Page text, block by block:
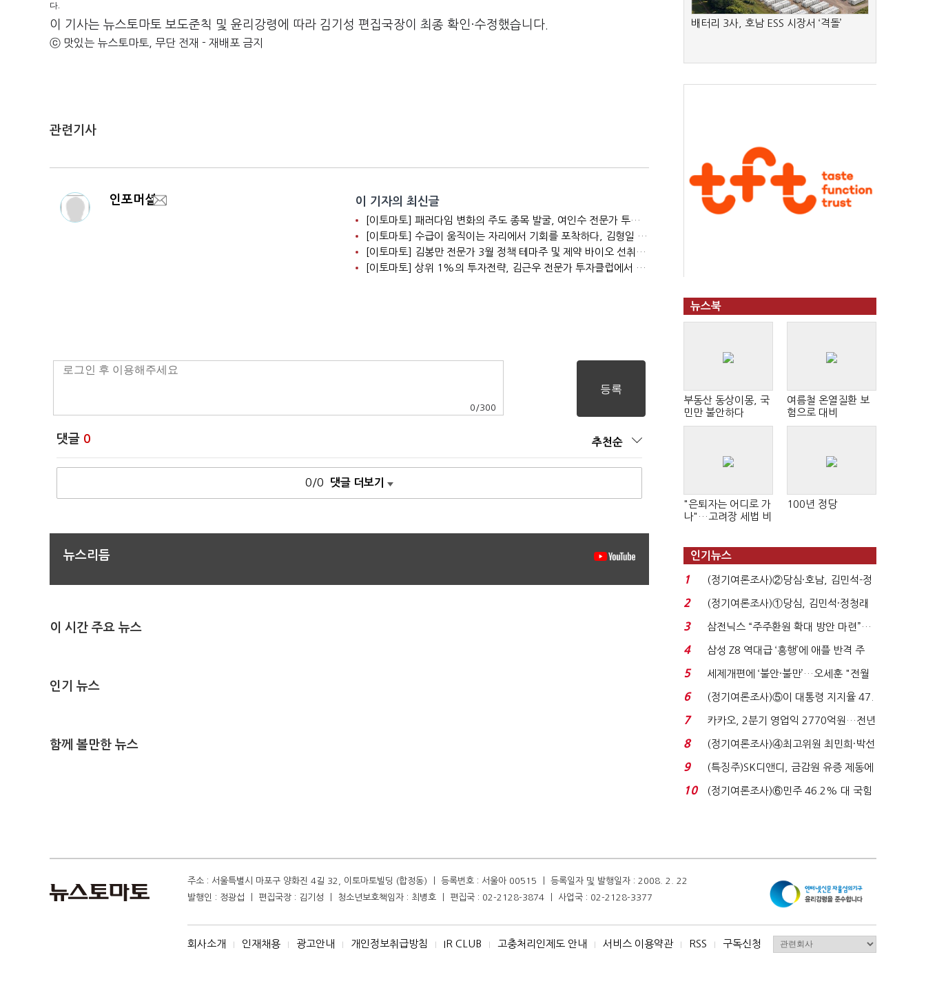
다.
이 기사는 뉴스토마토 보도준칙 및 윤리강령에 따라 김기성 편집국장이 최종 확인·수정했습니다.
ⓒ 맛있는 뉴스토마토, 무단 전재 - 재배포 금지
관련기사
인포머셜 이 기자의 최신글
[이토마토] 패러다임 변화의 주도 종목 발굴, 여인수 전문가 투자클럽
[이토마토] 수급이 움직이는 자리에서 기회를 포착하다, 김형일 전문가 투자클럽
[이토마토] 김봉만 전문가 3월 정책 테마주 및 제약 바이오 선취매 전략 아카데미 3/5(목) 2부 진행
[이토마토] 상위 1%의 투자전략, 김근우 전문가 투자클럽에서 확인하세요
0 /300
댓글 0 추천순
0/0 댓글 더보기
뉴스리듬
이 시간 주요 뉴스
인기 뉴스
함께 볼만한 뉴스
배터리 3사, 호남 ESS 시장서 ‘격돌’
뉴스북
부동산 동상이몽, 국
민만 불안하다
여름철 온열질환 보
험으로 대비
"은퇴자는 어디로 가
나"…고려장 세법 비
100년 정당
인기뉴스
1
(정기여론조사)②당심·호남, 김민석-정
청래 '초접전'...
2
(정기여론조사)①당심, 김민석·정청래
'초접전'…대통령 ...
3
삼전닉스 “주주환원 확대 방안 마련”…
로이터에 성명...
4
삼성 Z8 역대급 ‘흥행’에 애플 반격 주
목…9월 ‘폴...
5
세제개편에 ‘불안·불만’…오세훈 "전월
세 구하기 더 ...
6
(정기여론조사)⑤이 대통령 지지율 47.
7%…일주일 만에 ...
7
카카오, 2분기 영업익 2770억원…전년
비 36% 증가...
8
(정기여론조사)④최고위원 최민희·박선
원 '양강'…서미...
9
(특징주)SK디앤디, 금감원 유증 제동에
장 초반 상한가...
10
(정기여론조사)⑥민주 46.2% 대 국힘
주소 : 서울특별시 마포구 양화진 4길 32, 이토마토빌딩 (합정동) ㅣ 등록번호 : 서울아 00515 ㅣ 등록일자 및 발행일자 : 2008. 2. 22
발행인 : 정광섭 ㅣ 편집국장 : 김기성 ㅣ 청소년보호책임자 : 최병호 ㅣ 편집국 : 02-2128-3874 ㅣ 사업국 : 02-2128-3377
회사소개 I 인재채용 I 광고안내 I 개인정보취급방침 I IR CLUB I 고충처리인제도 안내 I 서비스 이용약관 I RSS I 구독신청